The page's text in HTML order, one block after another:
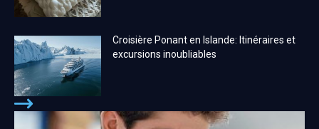
Croisière Ponant en Islande: Itinéraires et
excursions inoubliables